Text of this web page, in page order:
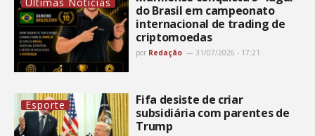
do Brasil em campeonato
internacional de trading de
criptomoedas
por Redação 31/07/2026 - 17:21
Esporte
Fifa desiste de criar
subsidiária com parentes de
Trump